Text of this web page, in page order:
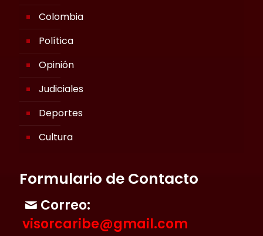
Colombia
Política
Opinión
Judiciales
Deportes
Cultura
Formulario de Contacto
Correo:
visorcaribe@gmail.com